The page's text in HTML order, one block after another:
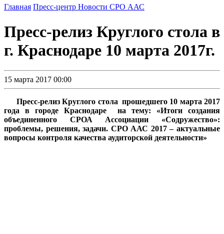
Главная Пресс-центр Новости СРО ААС
Пресс-релиз Круглого стола в
г. Краснодаре 10 марта 2017г.
15 марта 2017 00:00
Пресс-релиз Круглого стола прошедшего 10 марта 2017
года в городе Краснодаре
на тему: «Итоги создания
объединенного СРОА Ассоциации «Содружество»:
проблемы, решения, задачи. СРО ААС 2017 – актуальные
вопросы контроля качества аудиторской деятельности»